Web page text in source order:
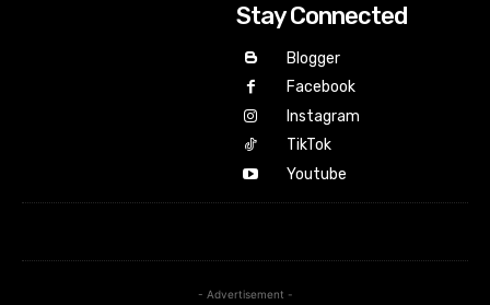
Stay Connected
Blogger
Facebook
Instagram
TikTok
Youtube
- Advertisement -